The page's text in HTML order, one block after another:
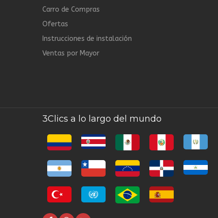
Carro de Compras
Ofertas
Instrucciones de instalación
Ventas por Mayor
3Clics a lo largo del mundo